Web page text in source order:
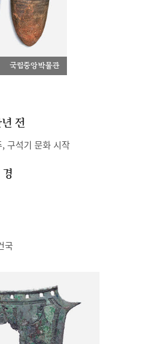
국립중앙박물관
전
구석기 문화 시작
국